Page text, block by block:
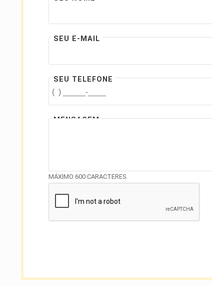
SEU E-MAIL
SEU TELEFONE
MENSAGEM
MÁXIMO 600 CARACTERES.